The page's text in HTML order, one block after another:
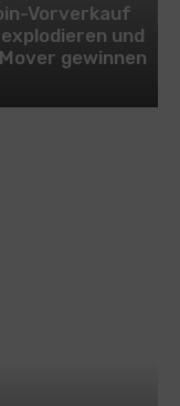
Vorverkauf
und
gewinnen